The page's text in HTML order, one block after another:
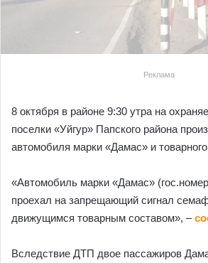
Реклама
8 октября в районе 9:30 утра на
поселки «Уйгур» Папского района
автомобиля марки «Дамас» и
«Автомобиль марки «Дамас»
проехал на запрещающий сигнал
движущимся товарным составом», –
Вследствие ДТП двое пассажиров